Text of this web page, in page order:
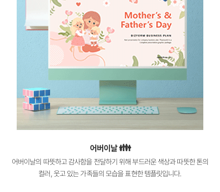
어버이날👪
어버이날의 따뜻하고 감사함을 전달하기 위해 부드러운 색상과 따뜻한 톤의
컬러, 웃고 있는 가족들의 모습을 표현한 템플릿입니다.